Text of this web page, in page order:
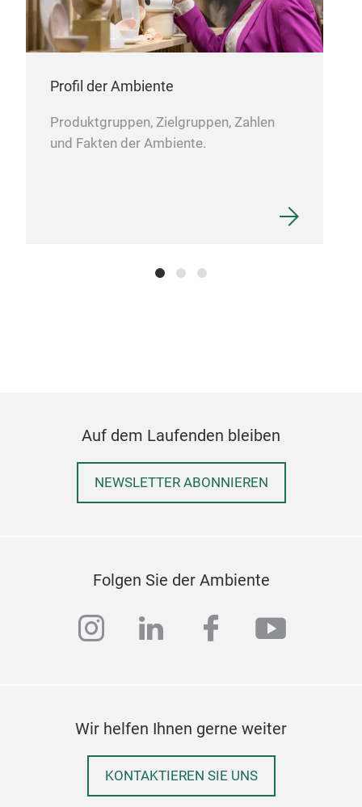
Profil der Ambiente
Produktgruppen, Zielgruppen, Zahlen
und Fakten der Ambiente.
Auf dem Laufenden bleiben
NEWSLETTER ABONNIEREN
Folgen Sie der Ambiente
instagram
linkedinfacebook
Wir helfen Ihnen gerne weiter
KONTAKTIEREN SIE UNS